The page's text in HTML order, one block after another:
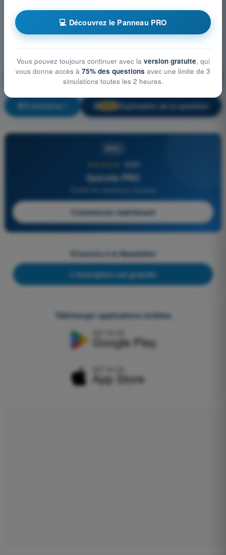
Droit aérien et procédures du contrôle de la
circulation aérienne
S'entraîner ! 🔒 Explication de la question
4,6/5
Quizvds PRO
Commencer maintenant
S'inscrire à la Newsletter
L'inscription est gratuite
Télécharger applications mobiles
💻 Découvrez le Panneau PRO
Vous pouvez toujours continuer avec la version gratuite, qui
vous donne accès à 75% des questions avec une limite de 3
simulations toutes les 2 heures.